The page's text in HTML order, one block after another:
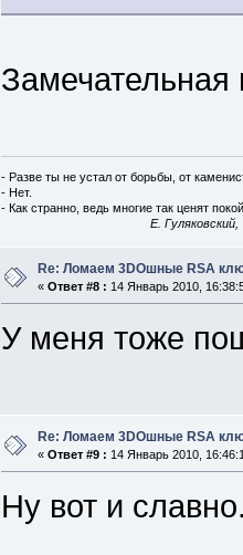
Замечательная
- Разве ты не устал от борьбы, от
- Нет.
- Как странно, ведь многие так ценят
E.
Re: Ломаем 3DOшные RSA
« Ответ #8 : 14 Январь 2010,
У меня тоже
Re: Ломаем 3DOшные RSA
« Ответ #9 : 14 Январь 2010,
Ну вот и